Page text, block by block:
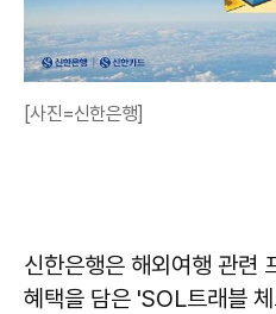
[사진=신한은행]
신한은행은 해외여행 관련
혜택을 담은 'SOL트래블